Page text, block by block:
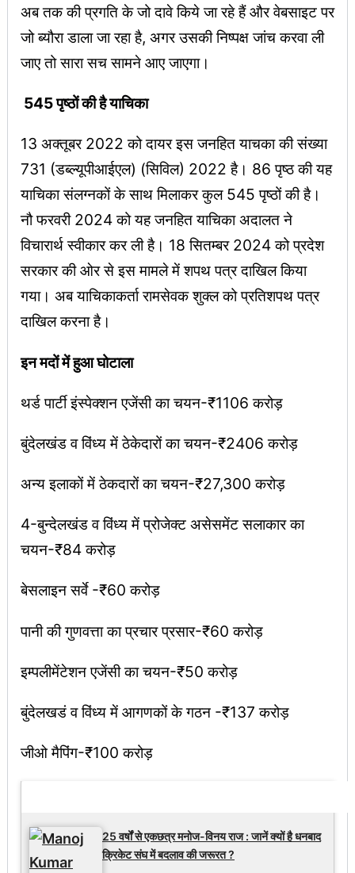
अब तक की प्रगति के जो दावे किये जा रहे हैं और वेबसाइट पर
जो ब्यौरा डाला जा रहा है, अगर उसकी निष्पक्ष जांच करवा ली
जाए तो सारा सच सामने आए जाएगा।
545 पृष्ठों की है याचिका
13 अक्तूबर 2022 को दायर इस जनहित याचका की संख्या
731 (डब्ल्यूपीआईएल) (सिविल) 2022 है। 86 पृष्ठ की यह
याचिका संलग्नकों के साथ मिलाकर कुल 545 पृष्ठों की है।
नौ फरवरी 2024 को यह जनहित याचिका अदालत ने
विचारार्थ स्वीकार कर ली है। 18 सितम्बर 2024 को प्रदेश
सरकार की ओर से इस मामले में शपथ पत्र दाखिल किया
गया। अब याचिकाकर्ता रामसेवक शुक्ल को प्रतिशपथ पत्र
दाखिल करना है।
इन मदों में हुआ घोटाला
थर्ड पार्टी इंस्पेक्शन एजेंसी का चयन-₹1106 करोड़
बुंदेलखंड व विंध्य में ठेकेदारों का चयन-₹2406 करोड़
अन्य इलाकों में ठेकदारों का चयन-₹27,300 करोड़
4-बुन्देलखंड व विंध्य में प्रोजेक्ट असेसमेंट सलाकार का
चयन-₹84 करोड़
बेसलाइन सर्वे -₹60 करोड़
पानी की गुणवत्ता का प्रचार प्रसार-₹60 करोड़
इम्पलीमेंटेशन एजेंसी का चयन-₹50 करोड़
बुंदेलखडं व विंध्य में आगणकों के गठन -₹137 करोड़
जीओ मैपिंग-₹100 करोड़
25 वर्षों से एकछत्र मनोज-विनय राज : जानें क्यों है धनबाद
क्रिकेट संघ में बदलाव की जरूरत ?